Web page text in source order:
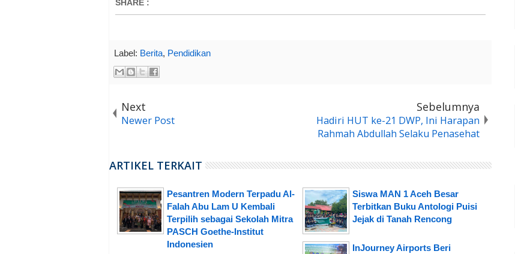
SHARE :
Label: Berita, Pendidikan
Next
Newer Post
Sebelumnya
Hadiri HUT ke-21 DWP, Ini Harapan
Rahmah Abdullah Selaku Penasehat
ARTIKEL TERKAIT
Pesantren Modern Terpadu Al-
Falah Abu Lam U Kembali
Terpilih sebagai Sekolah Mitra
PASCH Goethe-Institut
Indonesien
Siswa MAN 1 Aceh Besar
Terbitkan Buku Antologi Puisi
Jejak di Tanah Rencong
InJourney Airports Beri